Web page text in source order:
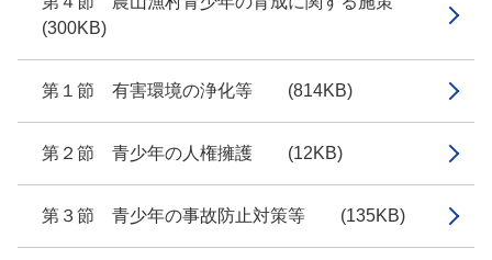
(300KB)
第１節 有害環境の浄化等 (814KB)
第２節 青少年の人権擁護 (12KB)
第３節 青少年の事故防止対策等 (135KB)